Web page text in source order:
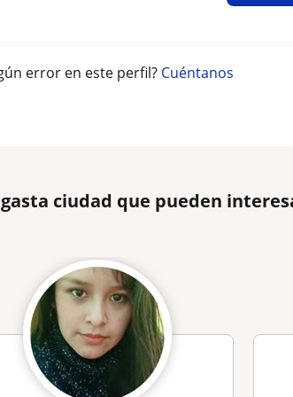
error en este perfil? Cuéntanos
ciudad que pueden